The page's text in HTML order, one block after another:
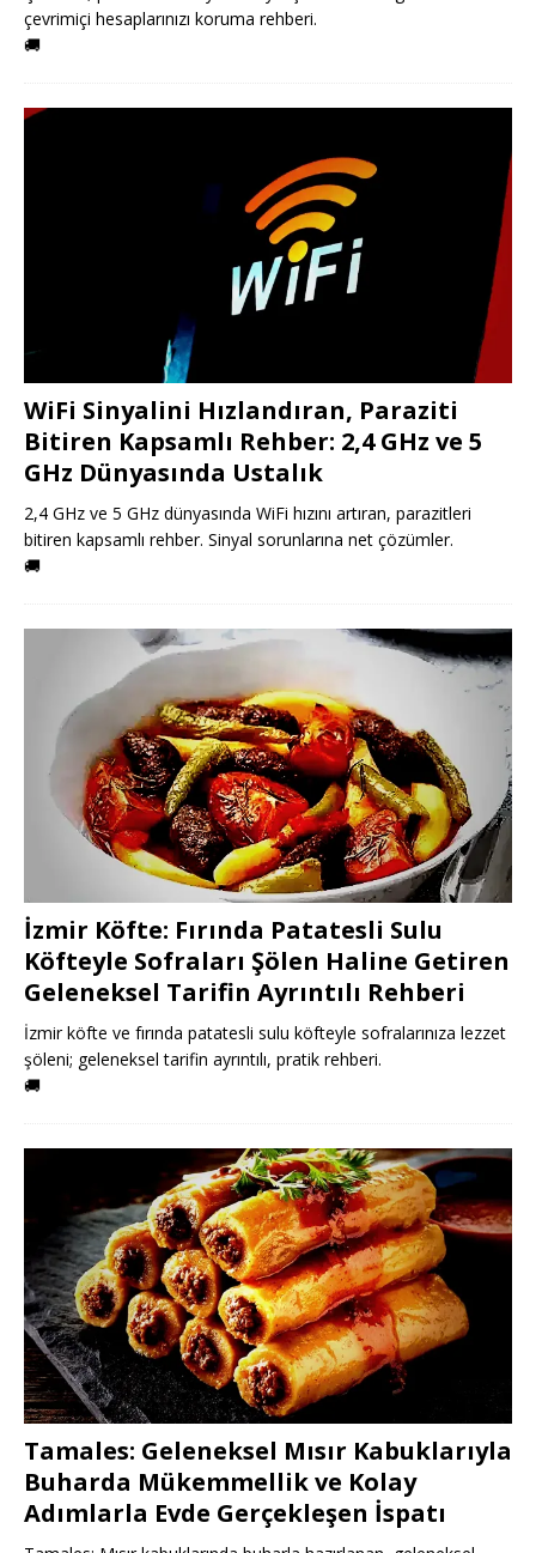
çevrimiçi hesaplarınızı koruma rehberi.
🚚
WiFi Sinyalini Hızlandıran, Paraziti
Bitiren Kapsamlı Rehber: 2,4 GHz ve 5
GHz Dünyasında Ustalık
2,4 GHz ve 5 GHz dünyasında WiFi hızını artıran, parazitleri
bitiren kapsamlı rehber. Sinyal sorunlarına net çözümler.
🚚
İzmir Köfte: Fırında Patatesli Sulu
Köfteyle Sofraları Şölen Haline Getiren
Geleneksel Tarifin Ayrıntılı Rehberi
İzmir köfte ve fırında patatesli sulu köfteyle sofralarınıza lezzet
şöleni; geleneksel tarifin ayrıntılı, pratik rehberi.
🚚
Tamales: Geleneksel Mısır Kabuklarıyla
Buharda Mükemmellik ve Kolay
Adımlarla Evde Gerçekleşen İspatı